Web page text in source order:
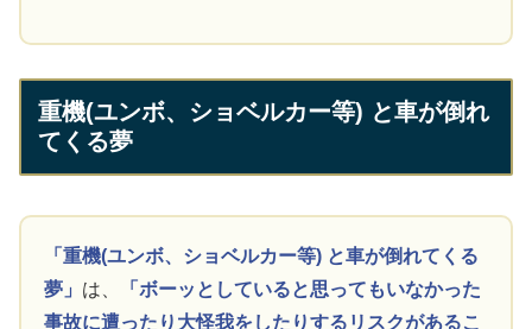
重機(ユンボ、ショベルカー等) と車が倒れ
てくる夢
「重機(ユンボ、ショベルカー等) と車が倒れてくる
夢」 は、
「ボーッとしていると思ってもいなかった
事故に遭ったり大怪我をしたりするリスクがあるこ